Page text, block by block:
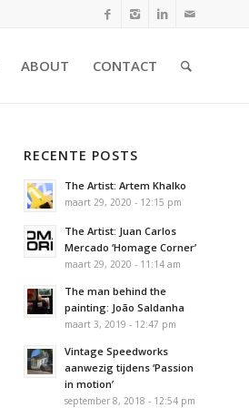
ABOUT CONTACT
RECENTE POSTS
The Artist: Artem Khalko
maart 29, 2020 - 12:15 pm
The Artist: Juan Carlos
Mercado ‘Homage Corner’
maart 29, 2020 - 11:14 am
The man behind the
painting: João Saldanha
maart 3, 2019 - 12:47 pm
Vintage Speedworks
aanwezig tijdens ‘Passion
in motion’
september 8, 2018 - 12:54 pm